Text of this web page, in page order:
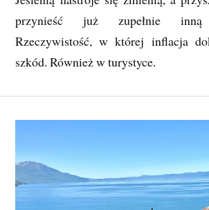
przynieść już zupełnie inną
Rzeczywistość, w której inflacja
szkód. Również w turystyce.